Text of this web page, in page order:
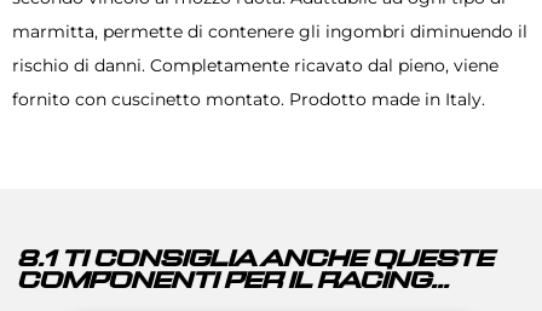
marmitta, permette di contenere gli ingombri diminuendo il
rischio di danni. Completamente ricavato dal pieno, viene
fornito con cuscinetto montato. Prodotto made in Italy.
8.1 TI CONSIGLIA ANCHE QUESTE
COMPONENTI PER IL RACING...